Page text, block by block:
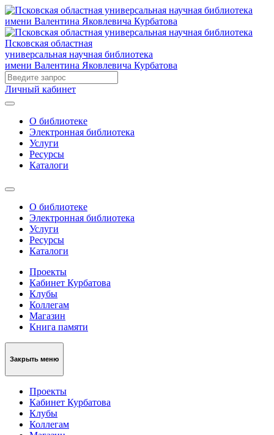
Псковская областная
универсальная научная библиотека
имени Валентина Яковлевича Курбатова
Личный кабинет
О библиотеке
Электронная библиотека
Услуги
Ресурсы
Каталоги
О библиотеке
Электронная библиотека
Услуги
Ресурсы
Каталоги
Проекты
Кабинет Курбатова
Клубы
Коллегам
Магазин
Книга памяти
Закрыть меню
Проекты
Кабинет Курбатова
Клубы
Коллегам